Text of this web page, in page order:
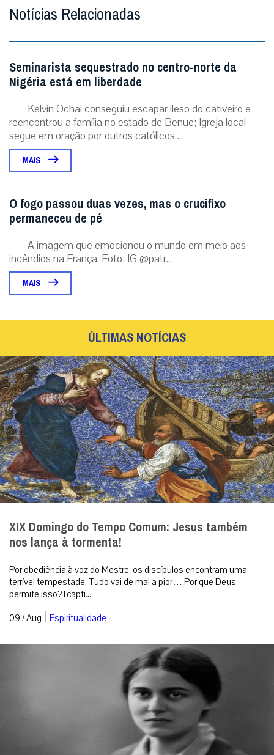
Notícias Relacionadas
Seminarista sequestrado no centro-norte da
Nigéria está em liberdade
Kelvin Ochai conseguiu escapar ileso do cativeiro e
reencontrou a família no estado de Benue; Igreja local
segue em oração por outros católicos ...
MAIS
O fogo passou duas vezes, mas o crucifixo
permaneceu de pé
A imagem que emocionou o mundo em meio aos
incêndios na França. Foto: IG @patr...
MAIS
ÚLTIMAS NOTÍCIAS
XIX Domingo do Tempo Comum: Jesus também
nos lança à tormenta!
Por obediência à voz do Mestre, os discípulos encontram uma
terrível tempestade. Tudo vai de mal a pior… Por que Deus
permite isso? [capti...
09 / Aug | Espiritualidade